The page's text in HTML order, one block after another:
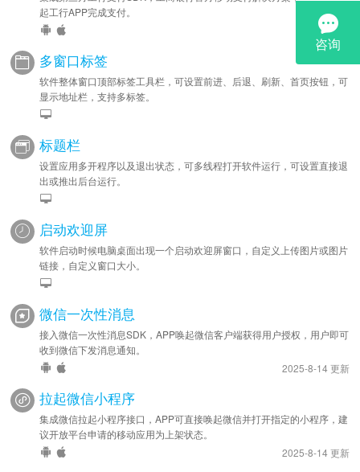
起工行APP完成支付。
多窗口标签
软件整体窗口顶部标签工具栏，可设置前进、后退、刷新、首页按钮，可
显示地址栏，支持多标签。
标题栏
设置应用多开程序以及退出状态，可多线程打开软件运行，可设置直接退
出或推出后台运行。
启动欢迎屏
软件启动时候电脑桌面出现一个启动欢迎屏窗口，自定义上传图片或图片
链接，自定义窗口大小。
微信一次性消息
接入微信一次性消息SDK，APP唤起微信客户端获得用户授权，用户即可
收到微信下发消息通知。
2025-8-14 更新
拉起微信小程序
集成微信拉起小程序接口，APP可直接唤起微信并打开指定的小程序，建
议开放平台申请的移动应用为上架状态。
2025-8-14 更新